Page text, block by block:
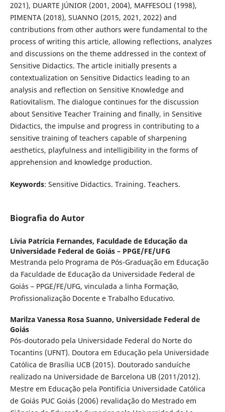
2021), DUARTE JÚNIOR (2001, 2004), MAFFESOLI (1998),
PIMENTA (2018), SUANNO (2015, 2021, 2022) and
contributions from other authors were fundamental to the
process of writing this article, allowing reflections, analyzes
and discussions on the theme addressed in the context of
Sensitive Didactics. The article initially presents a
contextualization on Sensitive Didactics leading to an
analysis and reflection on Sensitive Knowledge and
Ratiovitalism. The dialogue continues for the discussion
about Sensitive Teacher Training and finally, in Sensitive
Didactics, the impulse and progress in contributing to a
sensitive training of teachers capable of sharpening
aesthetics, playfulness and intelligibility in the forms of
apprehension and knowledge production.
Keywords: Sensitive Didactics. Training. Teachers.
Biografia do Autor
Lívia Patrícia Fernandes, Faculdade de Educação da
Universidade Federal de Goiás – PPGE/FE/UFG
Mestranda pelo Programa de Pós-Graduação em Educação
da Faculdade de Educação da Universidade Federal de
Goiás – PPGE/FE/UFG, vinculada a linha Formação,
Profissionalização Docente e Trabalho Educativo.
Marilza Vanessa Rosa Suanno, Universidade Federal de
Goiás
Pós-doutorado pela Universidade Federal do Norte do
Tocantins (UFNT). Doutora em Educação pela Universidade
Católica de Brasília UCB (2015). Doutorado sanduíche
realizado na Universidade de Barcelona UB (2011/2012).
Mestre em Educação pela Pontifícia Universidade Católica
de Goiás PUC Goiás (2006) revalidação do Mestrado em